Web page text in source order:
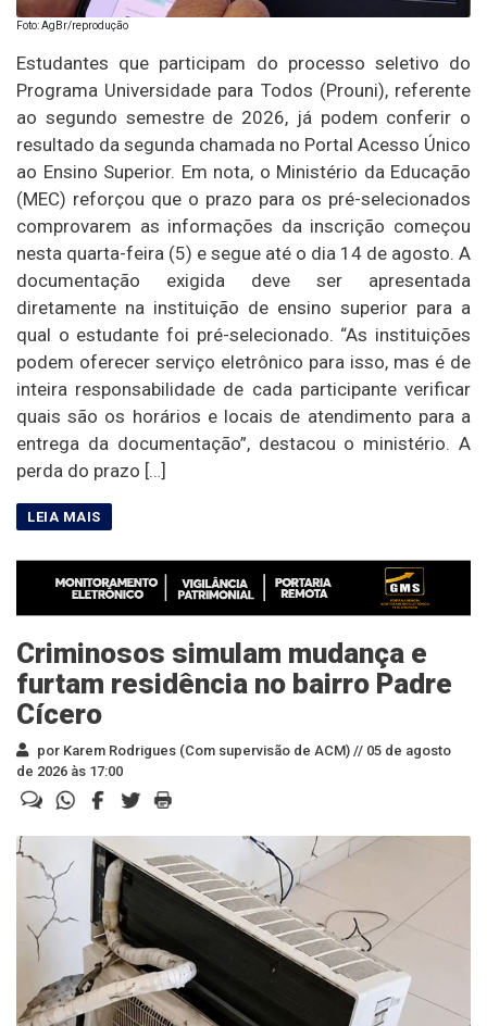
Foto: AgBr/reprodução
Estudantes que participam do processo seletivo do
Programa Universidade para Todos (Prouni), referente
ao segundo semestre de 2026, já podem conferir o
resultado da segunda chamada no Portal Acesso Único
ao Ensino Superior. Em nota, o Ministério da Educação
(MEC) reforçou que o prazo para os pré-selecionados
comprovarem as informações da inscrição começou
nesta quarta-feira (5) e segue até o dia 14 de agosto. A
documentação exigida deve ser apresentada
diretamente na instituição de ensino superior para a
qual o estudante foi pré-selecionado. “As instituições
podem oferecer serviço eletrônico para isso, mas é de
inteira responsabilidade de cada participante verificar
quais são os horários e locais de atendimento para a
entrega da documentação”, destacou o ministério. A
perda do prazo […]
Criminosos simulam mudança e
furtam residência no bairro Padre
Cícero
por Karem Rodrigues (Com supervisão de ACM) // 05 de agosto
de 2026 às 17:00